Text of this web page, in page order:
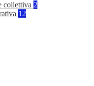
collettiva 2
12